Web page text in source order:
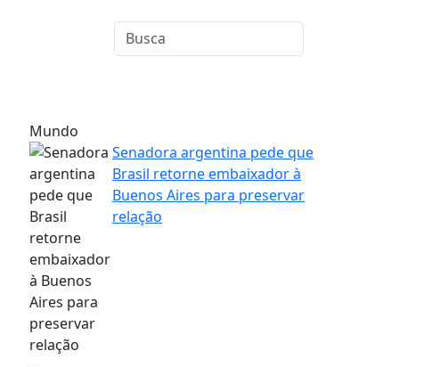
Mundo
Senadora argentina pede que
Brasil retorne embaixador à
Buenos Aires para preservar
relação